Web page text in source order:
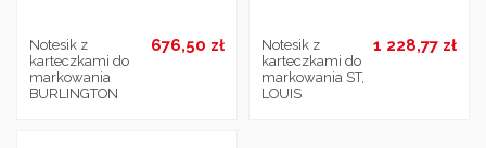
Notesik z
karteczkami do
markowania
BURLINGTON
676,50 zł
Notesik z
karteczkami do
markowania ST,
LOUIS
1 228,77 zł